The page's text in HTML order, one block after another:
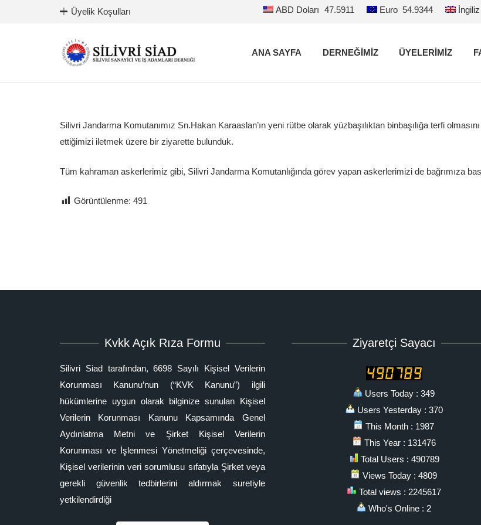
Üyelik Koşulları ABD Doları 47.5911 Euro 54.9344
ANA SAYFA DERNEĞİMİZ ÜYELERİMİZ
Silivri Jandarma Komutanımız Sn.Hakan Karaaslan’ın yeni rütbe olarak yüzbaşılıktan binbaşılığa terfi
ettiğimizi iletmek üzere bir ziyarette bulunduk.
Tüm kahraman askerlerimiz gibi, Silivri Jandarma Komutanlığında görev yapan askerlerimizi de bağrımıza
Görüntülenme: 491
Kvkk Açık Rıza Formu
Silivri Siad tarafından, 6698 Sayılı Kişisel Verilerin
Korunması Kanunu’nun (“KVK Kanunu”) ilgili
hükümlerine uygun olarak bilginize sunulan Kişisel
Verilerin Korunması Kanunu Kapsamında Genel
Aydınlatma Metni ve Şirket Kişisel Verilerin
Korunması ve İşlenmesi Yönetmeliği çerçevesinde,
Kişisel verilerinin veri sorumlusu sıfatıyla Şirket veya
gerekli güvenlik tedbirlerini aldırmak suretiyle
yetkilendirdiği
Ziyaretçi Sayacı
Users Today : 349
Users Yesterday : 370
This Month : 1987
This Year : 131476
Total Users : 490789
Views Today : 4809
Total views : 2245617
Who's Online : 2